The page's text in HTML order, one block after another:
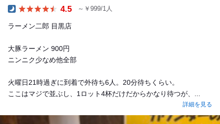
4.5 ～￥999/1人
ラーメン二郎 目黒店
大豚ラーメン 900円
ニンニク少なめ他全部
火曜日21時過ぎに到着で外待ち6人。20分待ちくらい。
ここはマジで並ぶし、1ロット4杯だけだからかなり待つが、...
詳細を見る